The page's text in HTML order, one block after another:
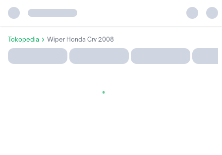
Tokopedia Wiper Honda Crv 2008